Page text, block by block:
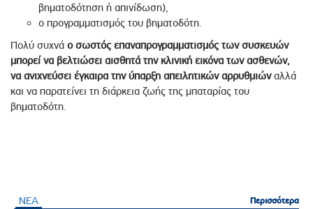
βηματοδότηση ή απινίδωση),
ο προγραμματισμός του βηματοδότη.
Πολύ συχνά ο σωστός επαναπρογραμματισμός των συσκευών
μπορεί να βελτιώσει αισθητά την κλινική εικόνα των ασθενών,
να ανιχνεύσει έγκαιρα την ύπαρξη απειλητικών αρρυθμιώναλλά
και να παρατείνει τη διάρκεια ζωής της μπαταρίας του
βηματοδότη.
ΝΕΑ Περισσότερα
Περισσότερα